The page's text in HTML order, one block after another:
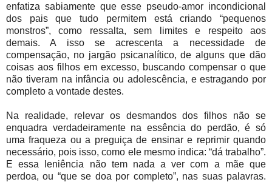
enfatiza sabiamente que esse pseudo-amor incondicional
dos pais que tudo permitem está criando “pequenos
monstros”, como ressalta, sem limites e respeito aos
demais. A isso se acrescenta a necessidade de
compensação, no jargão psicanalítico, de alguns que dão
coisas aos filhos em excesso, buscando compensar o que
não tiveram na infância ou adolescência, e estragando por
completo a vontade destes.
Na realidade, relevar os desmandos dos filhos não se
enquadra verdadeiramente na essência do perdão, é só
uma fraqueza ou a preguiça de ensinar e reprimir quando
necessário, pois isso, como ele mesmo indica: “dá trabalho”.
E essa leniência não tem nada a ver com a mãe que
perdoa, ou “que se doa por completo”, nas suas palavras.